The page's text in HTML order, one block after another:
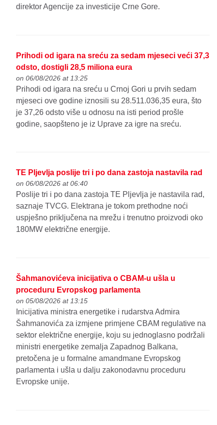
direktor Agencije za investicije Crne Gore.
Prihodi od igara na sreću za sedam mjeseci veći 37,3
odsto, dostigli 28,5 miliona eura
on 06/08/2026 at 13:25
Prihodi od igara na sreću u Crnoj Gori u prvih sedam
mjeseci ove godine iznosili su 28.511.036,35 eura, što
je 37,26 odsto više u odnosu na isti period prošle
godine, saopšteno je iz Uprave za igre na sreću.
TE Pljevlja poslije tri i po dana zastoja nastavila rad
on 06/08/2026 at 06:40
Poslije tri i po dana zastoja TE Pljevlja je nastavila rad,
saznaje TVCG. Elektrana je tokom prethodne noći
uspješno priključena na mrežu i trenutno proizvodi oko
180MW električne energije.
Šahmanovićeva inicijativa o CBAM-u ušla u
proceduru Evropskog parlamenta
on 05/08/2026 at 13:15
Inicijativa ministra energetike i rudarstva Admira
Šahmanovića za izmjene primjene CBAM regulative na
sektor električne energije, koju su jednoglasno podržali
ministri energetike zemalja Zapadnog Balkana,
pretočena je u formalne amandmane Evropskog
parlamenta i ušla u dalju zakonodavnu proceduru
Evropske unije.